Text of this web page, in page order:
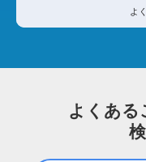
よ
よくある